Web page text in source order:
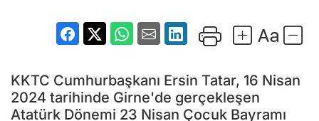
KKTC Cumhurbaşkanı Ersin Tatar, 16 Nisan
2024 tarihinde Girne'de gerçekleşen
Atatürk Dönemi 23 Nisan Çocuk Bayramı